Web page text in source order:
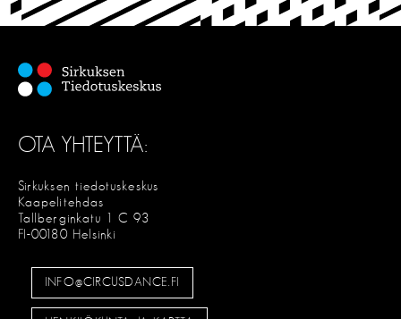
E
OTA YHTEYTTÄ:
Sirkuksen tiedotuskeskus
Kaapelitehdas
Tallberginkatu 1 C 93
FI-00180 Helsinki
INFO@CIRCUSDANCE.FI